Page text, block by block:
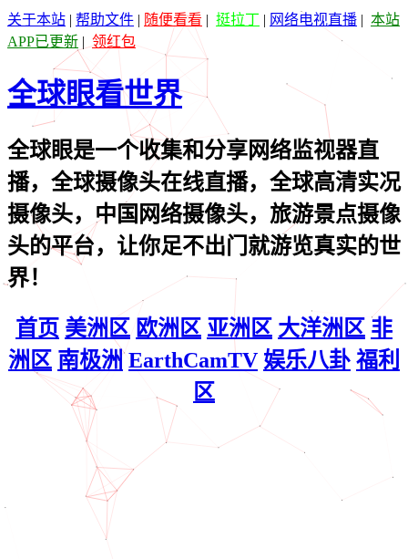
关于本站 | 帮助文件 | 随便看看 | 挺拉丁 | 网络电视直播 | 本站
APP已更新 | 领红包
全球眼看世界
全球眼是一个收集和分享网络监视器直
播，全球摄像头在线直播，全球高清实况
摄像头，中国网络摄像头，旅游景点摄像
头的平台，让你足不出门就游览真实的世
界！
首页 美洲区 欧洲区 亚洲区 大洋洲区 非
洲区 南极洲 EarthCamTV 娱乐八卦 福利
区